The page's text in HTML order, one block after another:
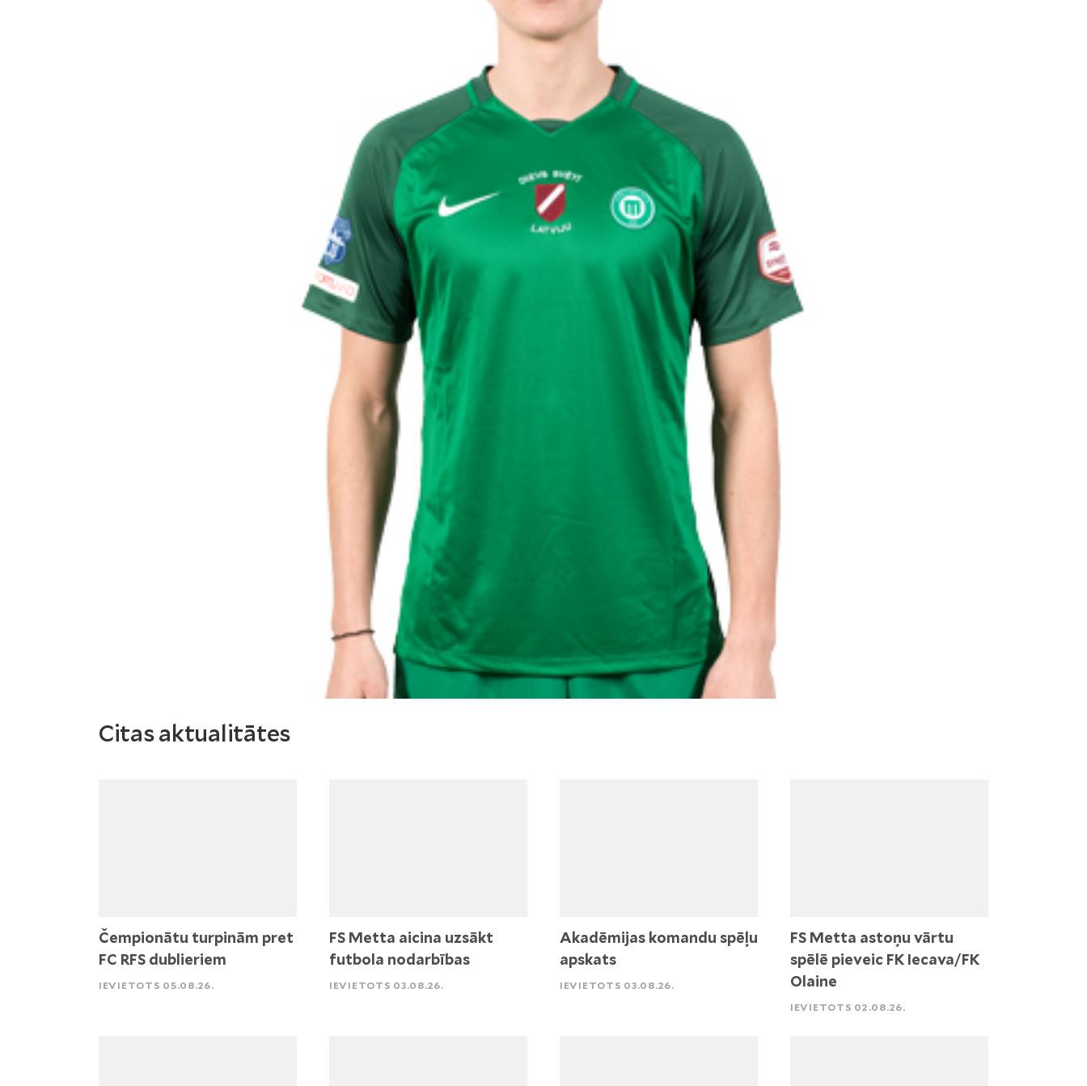
Citas aktualitātes
Čempionātu turpinām pret
FC RFS dublieriem
IEVIETOTS 05.08.26.
FS Metta aicina uzsākt
futbola nodarbības
IEVIETOTS 03.08.26.
Akadēmijas komandu spēļu
apskats
IEVIETOTS 03.08.26.
FS Metta astoņu vārtu
spēlē pieveic FK Iecava/FK
Olaine
IEVIETOTS 02.08.26.